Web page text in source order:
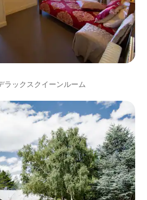
ラックスクイーンルーム